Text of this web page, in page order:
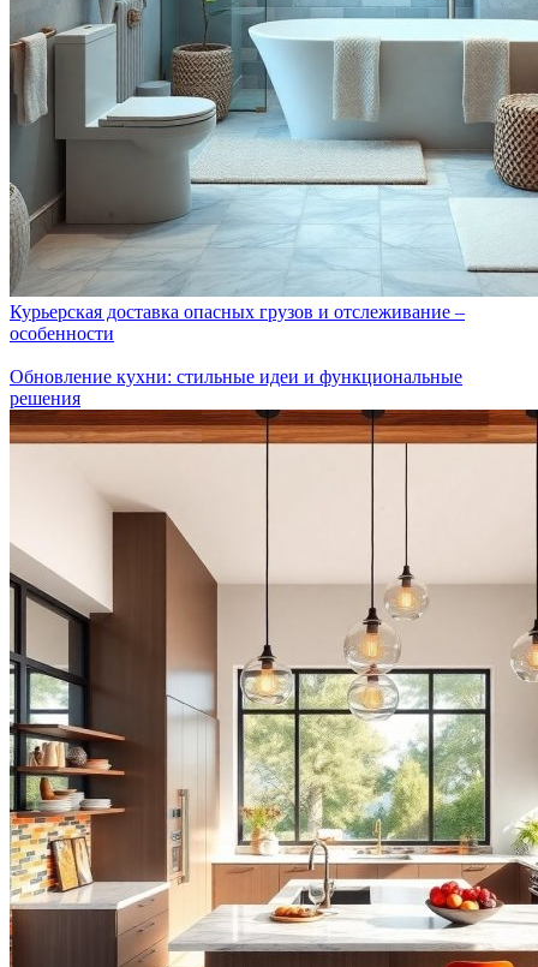
Курьерская доставка опасных грузов и отслеживание –
особенности
Обновление кухни: стильные идеи и функциональные
решения